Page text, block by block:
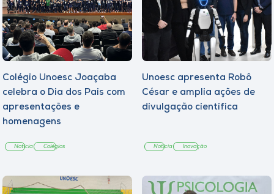
Colégio Unoesc Joaçaba
celebra o Dia dos Pais com
apresentações e
homenagens
Notícia Colégios
Unoesc apresenta Robô
César e amplia ações de
divulgação científica
Notícia Inovação